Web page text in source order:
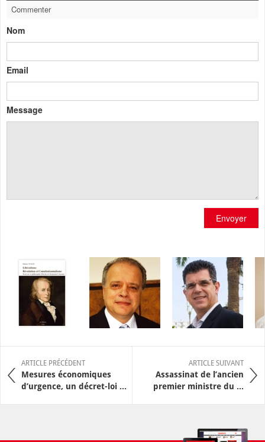
Commenter
Nom
Email
Message
Envoyer
ARTICLE PRÉCÉDENT
Mesures économiques
d’urgence, un décret-loi ...
ARTICLE SUIVANT
Assassinat de l’ancien
premier ministre du ...